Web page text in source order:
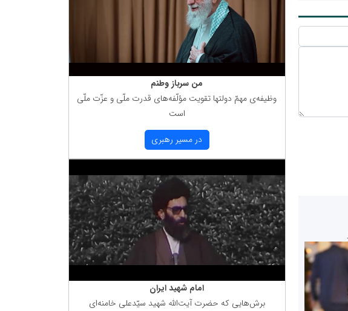
من سرباز وطنم
وظیفه‌ی مهمّ دولتها تقویت مؤلّفه‌های قدرت ملّی و عزّت ملّی
است
در مسیر رهبری
امام شهید ایران
برش‌هایی كه حضرت آیت‌الله شهید سیّدعلی خامنه‌ای